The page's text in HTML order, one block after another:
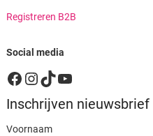
Registreren B2B
Social media
Facebook
Instagram
TikTok
YouTube
Inschrijven nieuwsbrief
Voornaam